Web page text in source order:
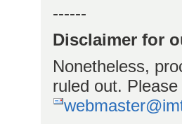
------
Disclaimer for
Nonetheless,
ruled out.